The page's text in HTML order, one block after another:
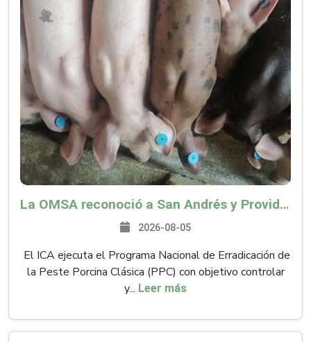
La OMSA reconoció a San Andrés y Providencia como zona libre de Peste Porcina Clásica (PPC)
2026-08-05
El ICA ejecuta el Programa Nacional de Erradicación de
la Peste Porcina Clásica (PPC) con objetivo controlar
y... Leer más